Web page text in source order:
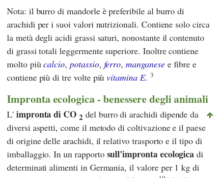
Nota: il burro di mandorle è preferibile al burro di
arachidi per i suoi valori nutrizionali. Contiene solo circa
la metà degli acidi grassi saturi, nonostante il contenuto
di grassi totali leggermente superiore. Inoltre contiene
molto piùcalcio,potassio, ferro,manganesee fibre e
contiene più di tre volte piùvitamina E. 3
Impronta ecologica - benessere degli animali
L' impronta di CO2 del burro di arachidi dipende da
diversi aspetti, come il metodo di coltivazione e il paese
di origine delle arachidi, il relativo trasporto e il tipo di
imballaggio. In un rapporto sull'impronta ecologica di
determinati alimenti in Germania, il valore per 1 kg di